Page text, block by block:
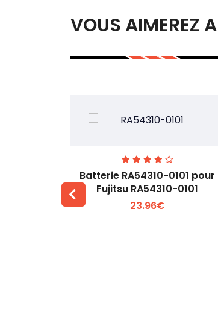
VOUS AIMEREZ
Voir plus +
Batterie RA54310-0101 pour
Fujitsu RA54310-0101
23.96€